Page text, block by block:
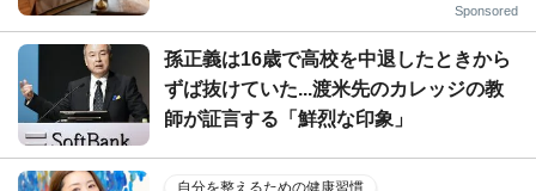
Sponsored
孫正義は16歳で高校を中退したときから
ずば抜けていた...渡米先のカレッジの教
師が証言する「鮮烈な印象」
自分を整えるための健康習慣